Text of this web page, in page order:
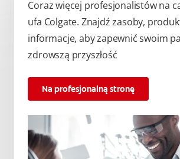
Coraz więcej profesjonalistów na
ufa Colgate. Znajdź zasoby,
informacje, aby zapewnić swoim
zdrowszą przyszłość
Na profesjonalną stronę